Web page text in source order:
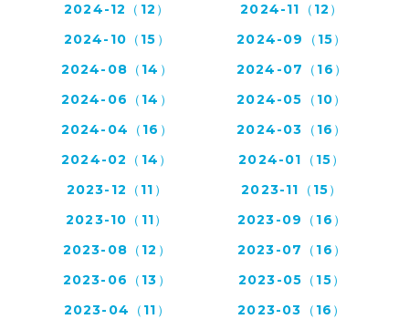
2024-12（12）
2024-11（12）
2024-10（15）
2024-09（15）
2024-08（14）
2024-07（16）
2024-06（14）
2024-05（10）
2024-04（16）
2024-03（16）
2024-02（14）
2024-01（15）
2023-12（11）
2023-11（15）
2023-10（11）
2023-09（16）
2023-08（12）
2023-07（16）
2023-06（13）
2023-05（15）
2023-04（11）
2023-03（16）